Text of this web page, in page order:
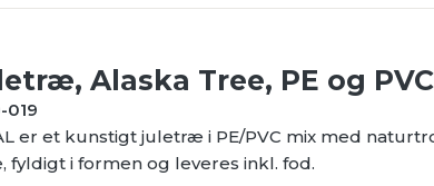
Alaska Tree, PE og PVC
019
er et kunstigt juletræ i PE/PVC mix med
fyldigt i formen og leveres inkl. fod.